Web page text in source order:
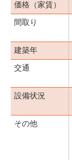
価格（家賃）
間取り
建築年
交通
設備状況
その他